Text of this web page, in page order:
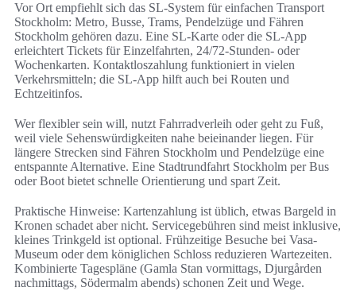
Vor Ort empfiehlt sich das SL-System für einfachen Transport
Stockholm: Metro, Busse, Trams, Pendelzüge und Fähren
Stockholm gehören dazu. Eine SL-Karte oder die SL-App
erleichtert Tickets für Einzelfahrten, 24/72-Stunden- oder
Wochenkarten. Kontaktloszahlung funktioniert in vielen
Verkehrsmitteln; die SL-App hilft auch bei Routen und
Echtzeitinfos.
Wer flexibler sein will, nutzt Fahrradverleih oder geht zu Fuß,
weil viele Sehenswürdigkeiten nahe beieinander liegen. Für
längere Strecken sind Fähren Stockholm und Pendelzüge eine
entspannte Alternative. Eine Stadtrundfahrt Stockholm per Bus
oder Boot bietet schnelle Orientierung und spart Zeit.
Praktische Hinweise: Kartenzahlung ist üblich, etwas Bargeld in
Kronen schadet aber nicht. Servicegebühren sind meist inklusive,
kleines Trinkgeld ist optional. Frühzeitige Besuche bei Vasa-
Museum oder dem königlichen Schloss reduzieren Wartezeiten.
Kombinierte Tagespläne (Gamla Stan vormittags, Djurgården
nachmittags, Södermalm abends) schonen Zeit und Wege.